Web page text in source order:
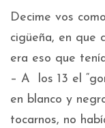
Decime vos
cigüeña, en que
era eso que
– A los 13 el
en blanco y
tocarnos, no